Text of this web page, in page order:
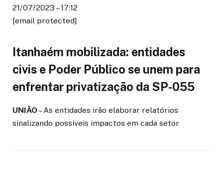
21/07/2023 – 17:12
[email protected]
Itanhaém mobilizada: entidades
civis e Poder Público se unem para
enfrentar privatização da SP-055
UNIÃO– As entidades irão elaborar relatórios
sinalizando possíveis impactos em cada setor